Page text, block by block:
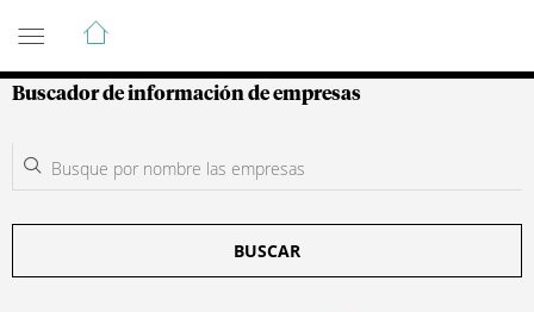
Guía de Empresas Colombianas
Buscador de información de empresas
BUSCAR